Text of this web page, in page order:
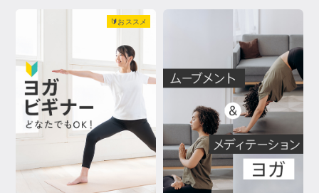
🔰おススメ